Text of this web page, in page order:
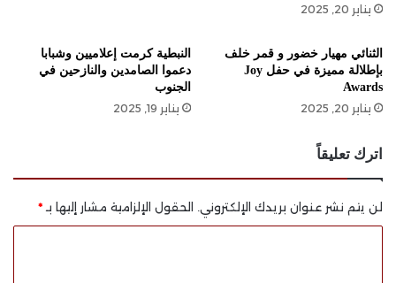
يناير 20, 2025
الثنائي مهيار خضور و قمر خلف
بإطلالة مميزة في حفل Joy
Awards
يناير 20, 2025
النبطية كرمت إعلاميين وشبابا
دعموا الصامدين والنازحين في
الجنوب
يناير 19, 2025
اترك تعليقاً
لن يتم نشر عنوان بريدك الإلكتروني. الحقول الإلزامية مشار إليها بـ *